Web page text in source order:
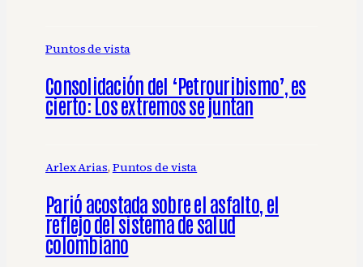
Puntos de vista
Consolidación del ‘Petrouribismo’, es
cierto: Los extremos se juntan
Arlex Arias, Puntos de vista
Parió acostada sobre el asfalto, el
reflejo del sistema de salud
colombiano